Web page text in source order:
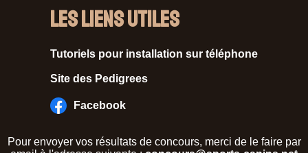
Les liens utiles
Tutoriels pour installation sur téléphone
Site des Pedigrees
Facebook
Pour envoyer vos résultats de concours, merci de le faire par